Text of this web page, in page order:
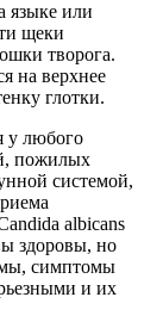
языке или
щеки
творога.
на верхнее
глотки.
у любого
пожилых
системой,
albicans
здоровы, но
симптомы
и их